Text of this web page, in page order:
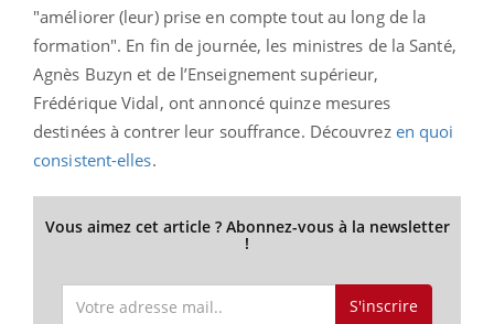
"améliorer (leur) prise en compte tout au long de la
formation". En fin de journée, les ministres de la Santé,
Agnès Buzyn et de l’Enseignement supérieur,
Frédérique Vidal, ont annoncé quinze mesures
destinées à contrer leur souffrance. Découvrez en quoi
consistent-elles.
Vous aimez cet article ? Abonnez-vous à la newsletter
!
S'inscrire